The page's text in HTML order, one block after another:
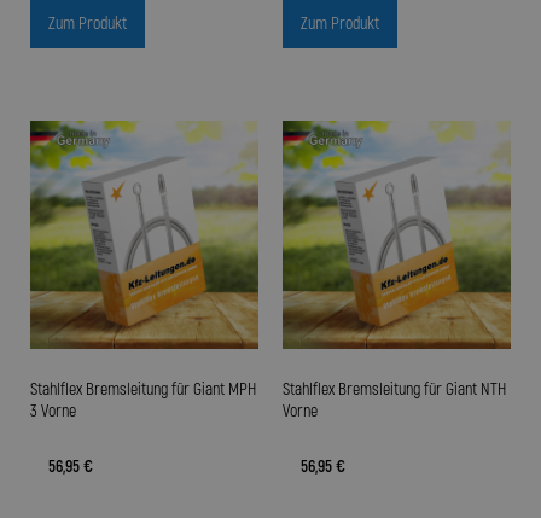
Zum Produkt Zum Produkt
Stahlflex Bremsleitung für Giant MPH
3 Vorne
56,95 €
Stahlflex Bremsleitung für Giant NTH
Vorne
56,95 €